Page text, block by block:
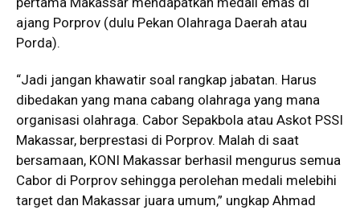
ajang Porprov (dulu Pekan Olahraga Daerah atau
Porda).
“Jadi jangan khawatir soal rangkap jabatan. Harus
dibedakan yang mana cabang olahraga yang mana
organisasi olahraga. Cabor Sepakbola atau Askot PSSI
Makassar, berprestasi di Porprov. Malah di saat
bersamaan, KONI Makassar berhasil mengurus semua
Cabor di Porprov sehingga perolehan medali melebihi
target dan Makassar juara umum,” ungkap Ahmad